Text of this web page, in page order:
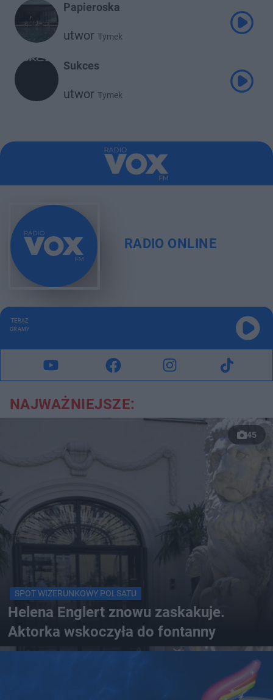
Papieroska
utwor Tymek
Sukces
utwor Tymek
RADIO ONLINE
TERAZ
GRAMY
NAJWAŻNIEJSZE:
45
SPOT WIZERUNKOWY POLSATU
Helena Englert znowu zaskakuje.
Aktorka wskoczyła do fontanny